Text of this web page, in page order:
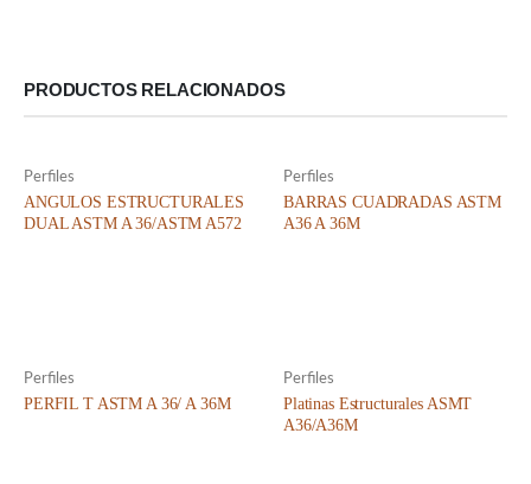
PRODUCTOS RELACIONADOS
Perfiles
ANGULOS ESTRUCTURALES
DUAL ASTM A 36/ASTM A572
Perfiles
BARRAS CUADRADAS ASTM
A36 A 36M
Perfiles
PERFIL T ASTM A 36/ A 36M
Perfiles
Platinas Estructurales ASMT
A36/A36M